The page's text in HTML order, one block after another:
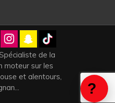
de la
moteur sur les
et alentours,